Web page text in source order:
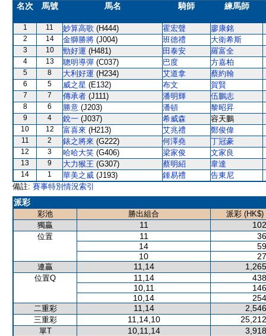
名次 馬號 馬名 騎師 練馬師
1 11 妙算高歌 (H444) 霍宏聲 廖康銘
2 14 金獅勝將 (J004) 班德禮 大衛希斯
3 10 勁好運 (H481) 田泰安 羅富全
4 13 聰明導彈 (C037) 巴度 方嘉柏
5 8 大利好運 (H234) 艾道拿 蔡約翰
6 5 威之星 (E132) 布文 賀賢
7 7 傳承者 (J111) 潘明輝 伍鵬志
8 6 勝意 (J203) 潘頓 黎昭昇
9 4 銳一 (J037) 希威森 容天鵬
10 12 富喜來 (H213) 艾兆禮 鄭俊偉
11 2 錶之將來 (G222) 何澤堯 丁冠豪
12 3 哈哈大笑 (G406) 梁家俊 文家良
13 9 大力猴王 (G307) 蔡明紹 韋達
14 1 華美之威 (J193) 鍾易禮
告東尼
備註: 賽事特別情況索引
派彩
彩池 勝出組合
派彩 (HK$)
獨贏
11
位置 11
14
10
連贏 11,14
位置Q 11,14
10,11
10,14
二重彩 11,14
三重彩 11,14,10
單T 10,11,14